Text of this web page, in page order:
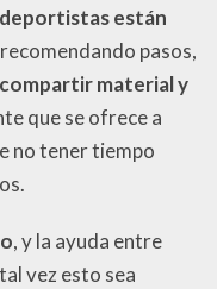
están
pasos,
compartir material y
que se ofrece a
no tener tiempo
, y la ayuda entre
vez esto sea